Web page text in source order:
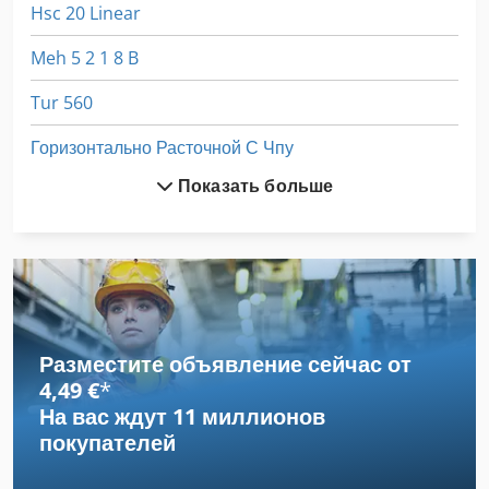
Hsc 20 Linear
Meh 5 2 1 8 B
Tur 560
Горизонтально Расточной С Чпу
Завод По Переработке Шин
Инструкция По Эксплуатации
Линейное Руководство Автомобилей
Линия По Производству Древесного Брикета
Линия Сращивания По Длине
Настольный Фрезерный Станок С Чпу
Показать больше
Разместите объявление сейчас от
4,49 €*
На вас ждут 11 миллионов
покупателей